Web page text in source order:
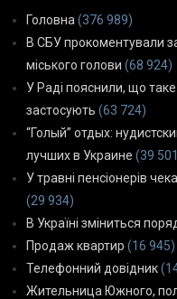
Головна (376 989)
В СБУ прокоментували
міського голови (68 924)
У Раді пояснили, що таке
застосують (63 724)
“Голый” отдых:
лучших в Украине (39
У травні пенсіонерів
(29 934)
В Україні зміниться
Продаж квартир (16 945)
Телефонний довідник
Жительница Южного,